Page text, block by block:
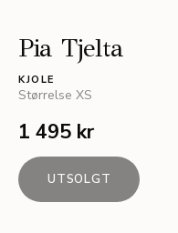
Pia Tjelta
KJOLE
Størrelse XS
1 495 kr
UTSOLGT